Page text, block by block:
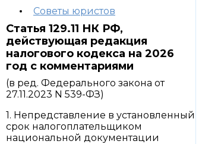
Советы юристов
Статья 129.11 НК РФ,
действующая редакция
налогового кодекса на 2026
год с комментариями
(в ред. Федерального закона от
27.11.2023 N 539-ФЗ)
1. Непредставление в установленный
срок налогоплательщиком
национальной документации